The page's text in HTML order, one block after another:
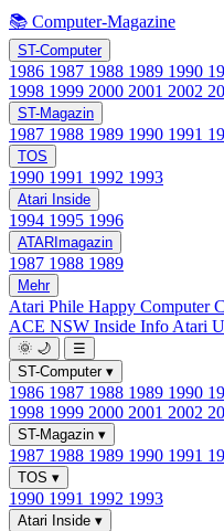
📚 Computer-Magazine
ST-Computer
1986 1987 1988 1989 1990
1998 1999 2000 2001 2002
ST-Magazin
1987 1988 1989 1990 1991
TOS
1990 1991 1992 1993
Atari Inside
1994 1995 1996
ATARImagazin
1987 1988 1989
Mehr
Atari Phile Happy Computer
ACE NSW Inside Info Atari
🌞 🌙
☰
ST-Computer ▾
1986 1987 1988 1989 1990
1998 1999 2000 2001 2002
ST-Magazin ▾
1987 1988 1989 1990 1991
TOS ▾
1990 1991 1992 1993
Atari Inside ▾